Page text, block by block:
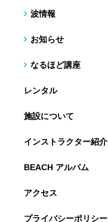
波情報
お知らせ
なるほど講座
レンタル
施設について
インストラクター紹介
BEACH アルバム
アクセス
プライバシーポリシー